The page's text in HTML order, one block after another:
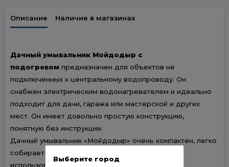
Описание Наличие в магазинах
Дачный умывальник Мойдодыр с
подогревом предназначен для объектов не
подключенных к центральному водопроводу. Он
снабжен электрическим водонагревателем и идеально
подходит для дачи, гаража или мастерской и других
мест. Он имеет довольно простую конструкцию,
понятную без инструкции.
Дачный умывальник «Мойдодыр» очень компактен, легко
собирается и разбирается, что делает его
использование очень удобным и несложным.
Выберите город